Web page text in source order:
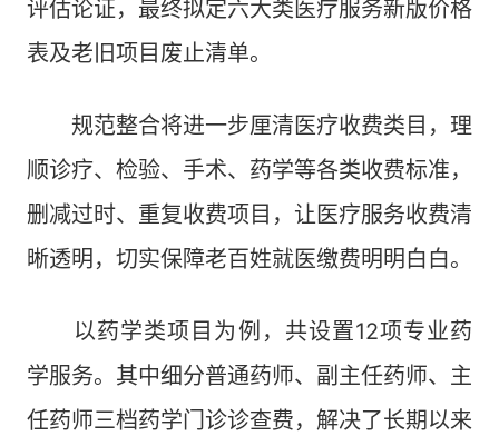
评估论证，最终拟定六大类医疗服务新版价格
表及老旧项目废止清单。
规范整合将进一步厘清医疗收费类目，理
顺诊疗、检验、手术、药学等各类收费标准，
删减过时、重复收费项目，让医疗服务收费清
晰透明，切实保障老百姓就医缴费明明白白。
以药学类项目为例，共设置12项专业药
学服务。其中细分普通药师、副主任药师、主
任药师三档药学门诊诊查费，解决了长期以来